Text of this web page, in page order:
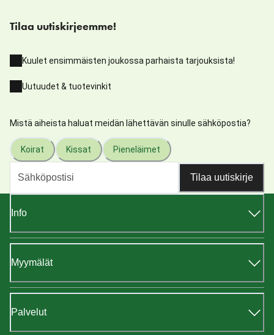
Tilaa uutiskirjeemme!
Kuulet ensimmäisten joukossa parhaista tarjouksista!
Uutuudet & tuotevinkit
Mistä aiheista haluat meidän lähettävän sinulle sähköpostia?
Koirat Kissat Pieneläimet
Tilaa uutiskirje
Info
Myymälät
Palvelut